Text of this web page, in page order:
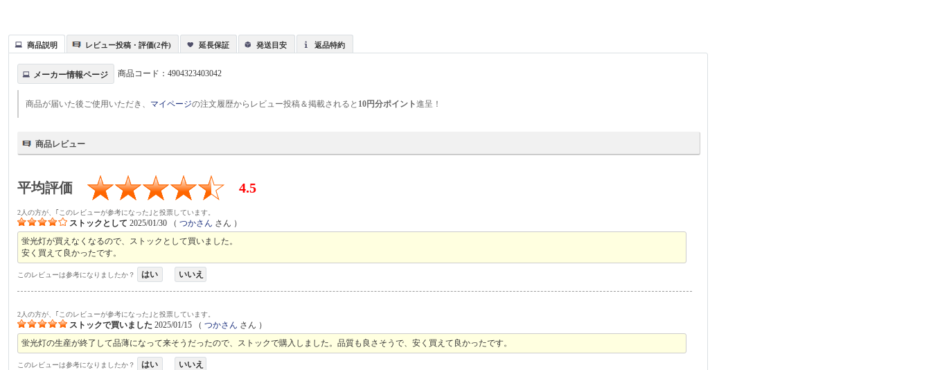
商品説明 レビュー投稿・評価(2件) 延長保証 発送目安 返品特約
メーカー情報ページ 商品コード：4904323403042
商品が届いた後ご使用いただき、 マイページの注文履歴からレビュー投稿＆掲載されると 10円分ポイント進呈！
商品レビュー
平均評価 4.5
2人の方が、｢このレビューが参考になった｣と投票しています。
ストックとして 2025/01/30 （つかさん さん ）
蛍光灯が買えなくなるので、ストックとして買いました。
安く買えて良かったです。
このレビューは参考になりましたか？ はい いいえ
2人の方が、｢このレビューが参考になった｣と投票しています。
ストックで買いました 2025/01/15 （つかさん さん ）
蛍光灯の生産が終了して品薄になって来そうだったので、ストックで購入しました。品質も良さそうで、安く買えて良かったです。
このレビューは参考になりましたか？ はい いいえ